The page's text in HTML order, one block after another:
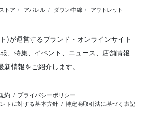
トア アパレル ダウン/中綿 アウトレット
)が運営するブランド・オンラインサイト
、特集、イベント、ニュース、店舗情報
情報をご紹介します。
約
プライバシーポリシー
トに対する基本方針
特定商取引法に基づく表記